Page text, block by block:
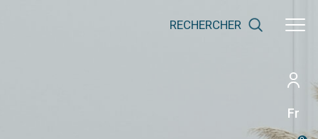
Fr
RECHERCHER